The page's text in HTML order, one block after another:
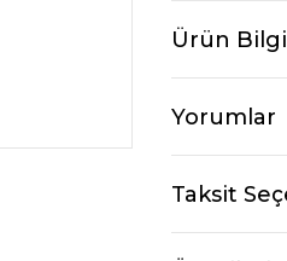
Ürün
Yorumlar
Taksit